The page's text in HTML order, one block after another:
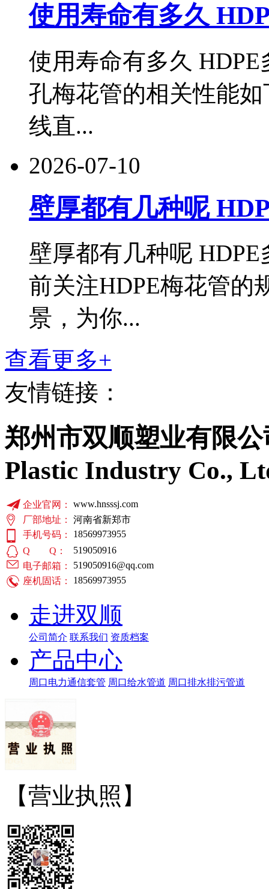
使用寿命有多久
使用寿命有多久
孔梅花管的相关性能
线直...
2026-07-10
壁厚都有几种呢
壁厚都有几种呢
前关注HDPE梅花管的
景，为你...
查看更多+
友情链接：
郑州市双顺塑业有限公
Plastic Industry Co.,
企业官网：
www.hnsssj.com
厂部地址：
河南省新郑市
手机号码：
18569973955
Q Q：
519050916
电子邮箱：
519050916@qq.com
座机固话：
18569973955
走进双顺
公司简介 联系我们 资质档案
产品中心
周口电力通信套管 周口给水管道 周口排水排污管道
【营业执照】